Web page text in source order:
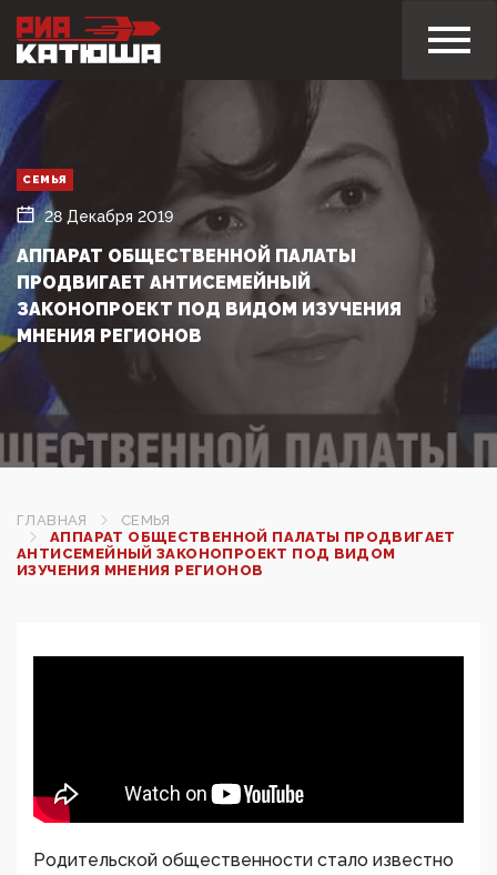
СЕМЬЯ
28 Декабря 2019
АППАРАТ ОБЩЕСТВЕННОЙ ПАЛАТЫ
ПРОДВИГАЕТ АНТИСЕМЕЙНЫЙ
ЗАКОНОПРОЕКТ ПОД ВИДОМ ИЗУЧЕНИЯ
МНЕНИЯ РЕГИОНОВ
ГЛАВНАЯ
СЕМЬЯ
АППАРАТ ОБЩЕСТВЕННОЙ ПАЛАТЫ ПРОДВИГАЕТ
АНТИСЕМЕЙНЫЙ ЗАКОНОПРОЕКТ ПОД ВИДОМ
ИЗУЧЕНИЯ МНЕНИЯ РЕГИОНОВ
Родительской общественности стало известно